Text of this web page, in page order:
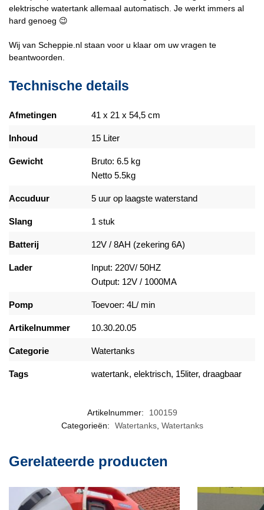
elektrische watertank allemaal automatisch. Je werkt immers al
hard genoeg 😉
Wij van Scheppie.nl staan voor u klaar om uw vragen te
beantwoorden.
Technische details
Afmetingen 41 x 21 x 54,5 cm
Inhoud 15 Liter
Gewicht
Bruto: 6.5 kg
Netto 5.5kg
Accuduur 5 uur op laagste waterstand
Slang 1 stuk
Batterij 12V / 8AH (zekering 6A)
Lader
Input: 220V/ 50HZ
Output: 12V / 1000MA
Pomp Toevoer: 4L/ min
Artikelnummer 10.30.20.05
Categorie Watertanks
Tags watertank, elektrisch, 15liter, draagbaar
Artikelnummer:
100159
Categorieën:
Watertanks, Watertanks
Gerelateerde producten